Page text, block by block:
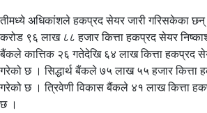
तीमध्ये अधिकांशले हकप्रद सेयर जारी गरिसकेका
करोड ९६ लाख ८८ हजार कित्ता हकप्रद सेयर
बैंकले कात्तिक २६ गतेदेखि ६४ लाख कित्ता हकप्रद
गरेको छ । सिद्धार्थ बैंकले ७५ लाख ५५ हजार कित्ता
गरेको छ । त्रिवेणी विकास बैंकले ४१ लाख कित्ता
छ ।